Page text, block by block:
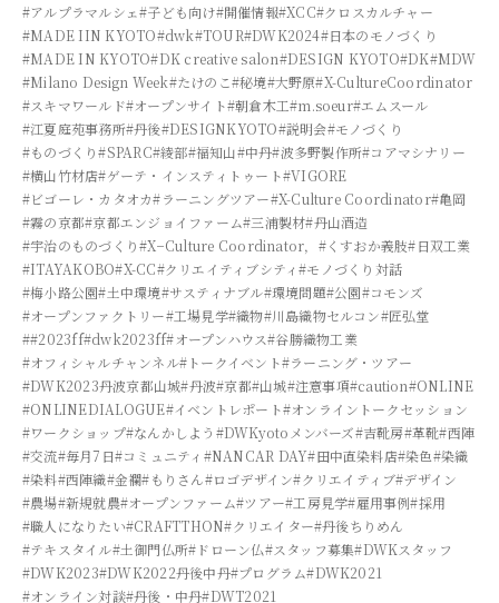
#アルプラマルシェ#子ども向け#開催情報#XCC#クロスカルチャー
#MADE IIN KYOTO#dwk#TOUR#DWK2024#日本のモノづくり
#MADE IN KYOTO#DK creative salon#DESIGN KYOTO#DK#MDW
#Milano Design Week#たけのこ#秘境#大野原#X-CultureCoordinator
#スキマワールド#オープンサイト#朝倉木工#m.soeur#エムスール
#江夏庭苑事務所#丹後#DESIGNKYOTO#説明会#モノづくり
#ものづくり#SPARC#綾部#福知山#中丹#波多野製作所#コアマシナリー
#横山竹材店#ゲーテ・インスティトゥート#VIGORE
#ビゴーレ・カタオカ#ラーニングツアー#X-Culture Coordinator#亀岡
#霧の京都#京都エンジョイファーム#三浦製材#丹山酒造
#宇治のものづくり#X−Culture Coordinator， #くすおか義肢#日双工業
#ITAYAKOBO#X-CC#クリエイティブシティ#モノづくり対話
#梅小路公園#土中環境#サスティナブル#環境問題#公園#コモンズ
#オープンファクトリー#工場見学#織物#川島織物セルコン#匠弘堂
##2023ff#dwk2023ff#オープンハウス#谷勝織物工業
#オフィシャルチャンネル#トークイベント#ラーニング・ツアー
#DWK2023丹波京都山城#丹波#京都#山城#注意事項#caution#ONLINE
#ONLINEDIALOGUE#イベントレポート#オンライントークセッション
#ワークショップ#なんかしよう #DWKyotoメンバーズ#吉靴房#革靴#西陣
#交流#毎月7日#コミュニティ #NANCAR DAY#田中直染料店#染色#染織
#染料#西陣織#金襴#もりさん#ロゴデザイン#クリエイティブ#デザイン
#農場#新規就農#オープンファーム#ツアー#工房見学#雇用事例#採用
#職人になりたい#CRAFTTHON#クリエイター#丹後ちりめん
#テキスタイル#土御門仏所#ドローン仏#スタッフ募集#DWKスタッフ
#DWK2023#DWK2022丹後中丹#プログラム#DWK2021
#オンライン対談#丹後・中丹#DWT2021